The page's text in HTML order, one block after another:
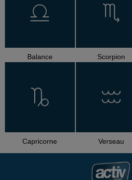
Balance Scorpion
Capricorne Verseau